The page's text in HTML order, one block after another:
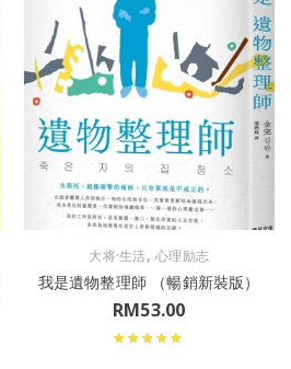
大将·生活, 心理励志
我是遺物整理師 （暢銷新裝版）
RM53.00